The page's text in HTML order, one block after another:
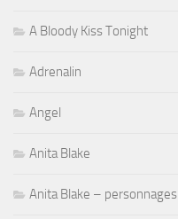
A Bloody Kiss Tonight
Adrenalin
Angel
Anita Blake
Anita Blake – personnages